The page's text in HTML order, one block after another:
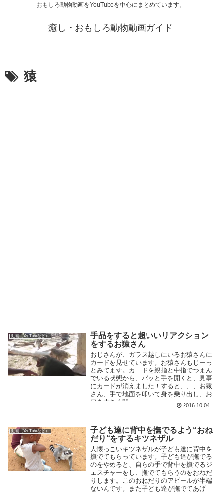
おもしろ動物動画をYouTubeを中心にまとめています。
癒し・おもしろ動物動画ガイド
猿
動画（YouTubeなど）
手品をすると超いいリアクション
をするお猿さん
おじさんが、ガラス越しにいるお猿さんに
カードを見せています。お猿さんもじーっ
とみてます。カードを親指と中指でつまん
でいる状態から、パッと手を開くと、見事
にカードが消えました！すると、、、お猿
さん、手で地面を叩いて身を乗り出し、お
口を大きく開...
2016.10.04
動画（YouTubeなど）
子ども達に背中を撫でるよう“おね
だり“をするキツネザル
人懐っこいキツネザルが子ども達に背中を
撫でてもらっています。子ども達が撫でる
のをやめると、自らの手で背中を撫でるジ
ェスチャーをし、撫でてもらうのをおねだ
りします。このおねだりのアピールが半端
ないんです。また子ども達が撫でてあげ